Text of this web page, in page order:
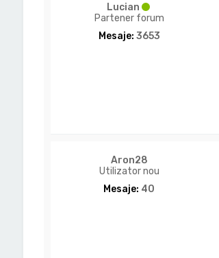
Lucian
Partener forum
Mesaje: 3653
Aron28
Utilizator nou
Mesaje: 40